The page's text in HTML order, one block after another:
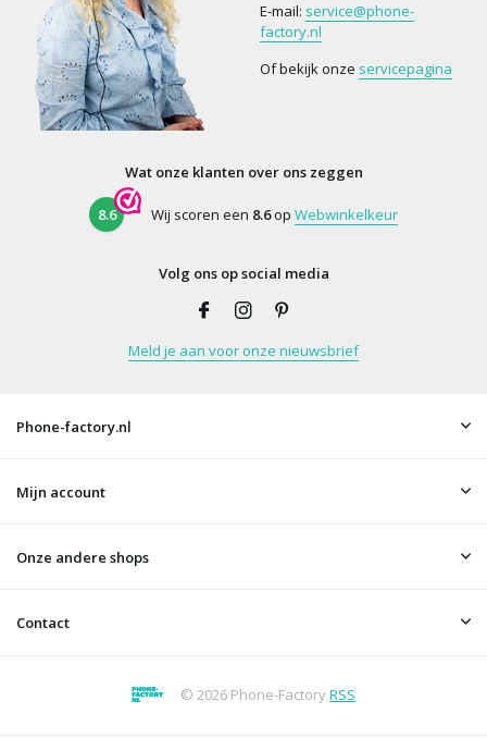
E-mail: service@phone-
factory.nl
Of bekijk onze servicepagina
Wat onze klanten over ons zeggen
8.6 Wij scoren een 8.6op Webwinkelkeur
Volg ons op social media
Meld je aan voor onze nieuwsbrief
Phone-factory.nl
Mijn account
Onze andere shops
Contact
© 2026 Phone-FactoryRSS